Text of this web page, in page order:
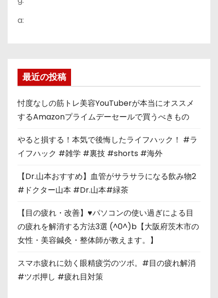
a:
最近の投稿
忖度なしの筋トレ美容YouTuberが本当にオススメ
するAmazonプライムデーセールで買うべきもの
やると損する！本気で後悔したライフハック！ #ラ
イフハック #雑学 #裏技 #shorts #海外
【Dr.山本おすすめ】血管がサラサラになる飲み物2
#ドクター山本 #Dr.山本#緑茶
【目の疲れ・改善】♥パソコンの使い過ぎによる目
の疲れを解消する方法3選 (^0^)b【大阪府茨木市の
女性・美容鍼灸・整体師が教えます。】
スマホ疲れに効く眼精疲労のツボ。#目の疲れ解消
#ツボ押し #疲れ目対策